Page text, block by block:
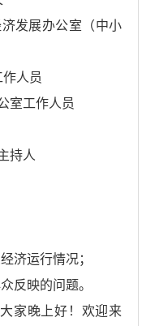
发展办公室（中小
人员
室工作人员
持人
济运行情况；
反映的问题。
家晚上好！欢迎来